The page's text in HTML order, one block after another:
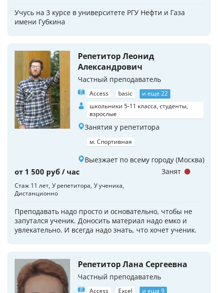
Учусь на 3 курсе в университете РГУ Нефти и Газа
имени Губкина
Репетитор Леонид
Александрович
Частный преподаватель
Access basic
и еще 22
школьники 5-11 класса, студенты,
взрослые
Занятия у репетитора
м. Спортивная
Выезжает по всему городу (Москва)
от 1 500 руб / час
Стаж 11 лет У репетитора У ученика
Дистанционно
Преподавать надо просто и основательно, чтобы не
запутался ученик. Доносить материал надо емко и
увлекательно. И всегда надо знать, что хочет ученик.
Занят
Репетитор Лана Сергеевна
Частный преподаватель
Access Excel и еще 9